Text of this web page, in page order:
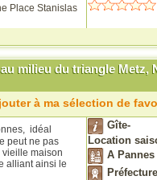
Place Stanislas
milieu du triangle Metz,
à ma sélection de
idéal
peut ne pas
vieille maison
alliant ainsi le
Gîte-
Location
A Pannes